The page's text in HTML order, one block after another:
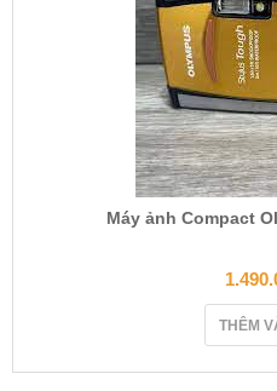
Máy ảnh Compact
THÊM